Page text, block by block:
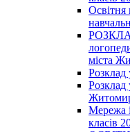
Освітня
міста
Розклад
Розклад
Мережа
класів